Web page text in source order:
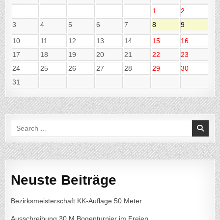
1
2
3
4 5 6 7 8 9
10 11 12 13 14 15
16
17
18 19 20 21 22
23
24
25 26 27 28 29
30
31
Search
for:
Neuste Beiträge
Bezirksmeisterschaft KK-Auflage 50 Meter